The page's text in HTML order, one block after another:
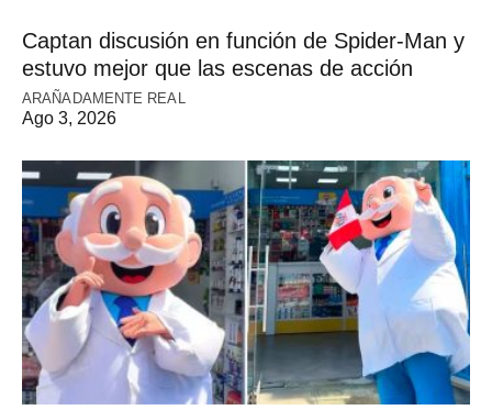
Captan discusión en función de Spider-Man y
estuvo mejor que las escenas de acción
ARAÑADAMENTE REAL
Ago 3, 2026